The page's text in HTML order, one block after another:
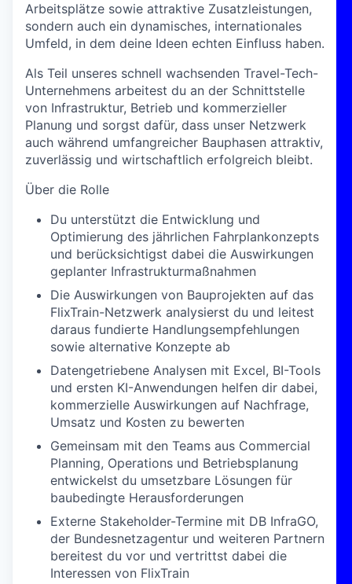
Arbeitsplätze sowie attraktive Zusatzleistungen,
sondern auch ein dynamisches, internationales
Umfeld, in dem deine Ideen echten Einfluss haben.
Als Teil unseres schnell wachsenden Travel-Tech-
Unternehmens arbeitest du an der Schnittstelle
von Infrastruktur, Betrieb und kommerzieller
Planung und sorgst dafür, dass unser Netzwerk
auch während umfangreicher Bauphasen attraktiv,
zuverlässig und wirtschaftlich erfolgreich bleibt.
Über die Rolle
Du unterstützt die Entwicklung und
Optimierung des jährlichen Fahrplankonzepts
und berücksichtigst dabei die Auswirkungen
geplanter Infrastrukturmaßnahmen
Die Auswirkungen von Bauprojekten auf das
FlixTrain-Netzwerk analysierst du und leitest
daraus fundierte Handlungsempfehlungen
sowie alternative Konzepte ab
Datengetriebene Analysen mit Excel, BI-Tools
und ersten KI-Anwendungen helfen dir dabei,
kommerzielle Auswirkungen auf Nachfrage,
Umsatz und Kosten zu bewerten
Gemeinsam mit den Teams aus Commercial
Planning, Operations und Betriebsplanung
entwickelst du umsetzbare Lösungen für
baubedingte Herausforderungen
Externe Stakeholder-Termine mit DB InfraGO,
der Bundesnetzagentur und weiteren Partnern
bereitest du vor und vertrittst dabei die
Interessen von FlixTrain